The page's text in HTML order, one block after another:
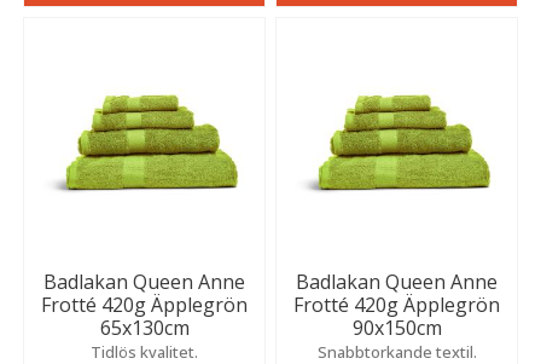
Badlakan Queen Anne
Frotté 420g Äpplegrön
65x130cm
Tidlös kvalitet.
Badlakan Queen Anne
Frotté 420g Äpplegrön
90x150cm
Snabbtorkande textil.